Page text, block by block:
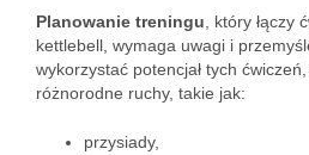
Planowanie treningu , który
kettlebell, wymaga uwagi i
wykorzystać potencjał tych
różnorodne ruchy, takie jak:
przysiady,